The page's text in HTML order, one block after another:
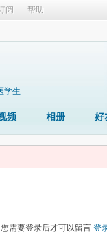
阅 帮助
学生
频 相册 好
您需要登录后才可以留言 登